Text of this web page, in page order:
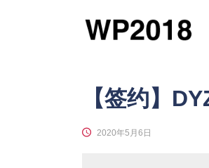
【签约】
2020年5月6日